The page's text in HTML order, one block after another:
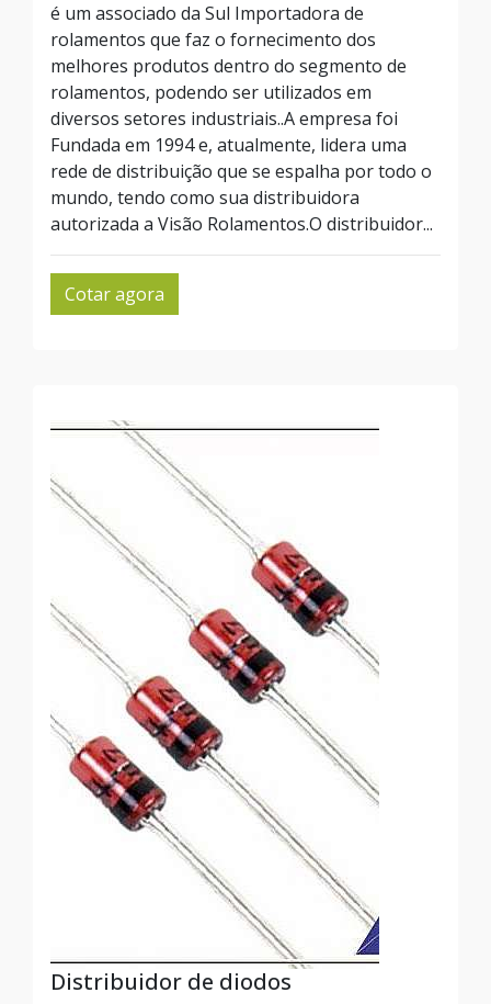
é um associado da Sul Importadora de
rolamentos que faz o fornecimento dos
melhores produtos dentro do segmento de
rolamentos, podendo ser utilizados em
diversos setores industriais..A empresa foi
Fundada em 1994 e, atualmente, lidera uma
rede de distribuição que se espalha por todo o
mundo, tendo como sua distribuidora
autorizada a Visão Rolamentos.O distribuidor...
Cotar agora
Distribuidor de diodos